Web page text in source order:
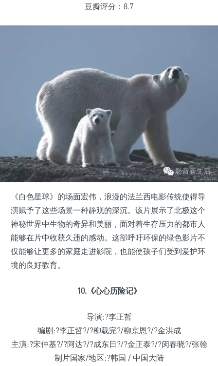
豆瓣评分：8.7
《白色星球》的场面宏伟，浪漫的法兰西电影传统使得导
演赋予了这些场景一种静观的深沉。该片展示了北极这个
神秘世界中生物的奇异和美丽，面对着生存压力的都市人
能够在片中收获久违的感动。这部呼吁环保的绿色影片不
仅能够让更多的家庭走进影院，也能使孩子们受到爱护环
境的良好教育。
10.《心心历险记》
导演:?李正哲
编剧:?李正哲?/?柳载完?/柳京恩?/?金洪成
主演:?宋仲基?/?阿达?/?成东日?/?金正泰?/?闵春晓?/张翰
制片国家/地区:?韩国 / 中国大陆